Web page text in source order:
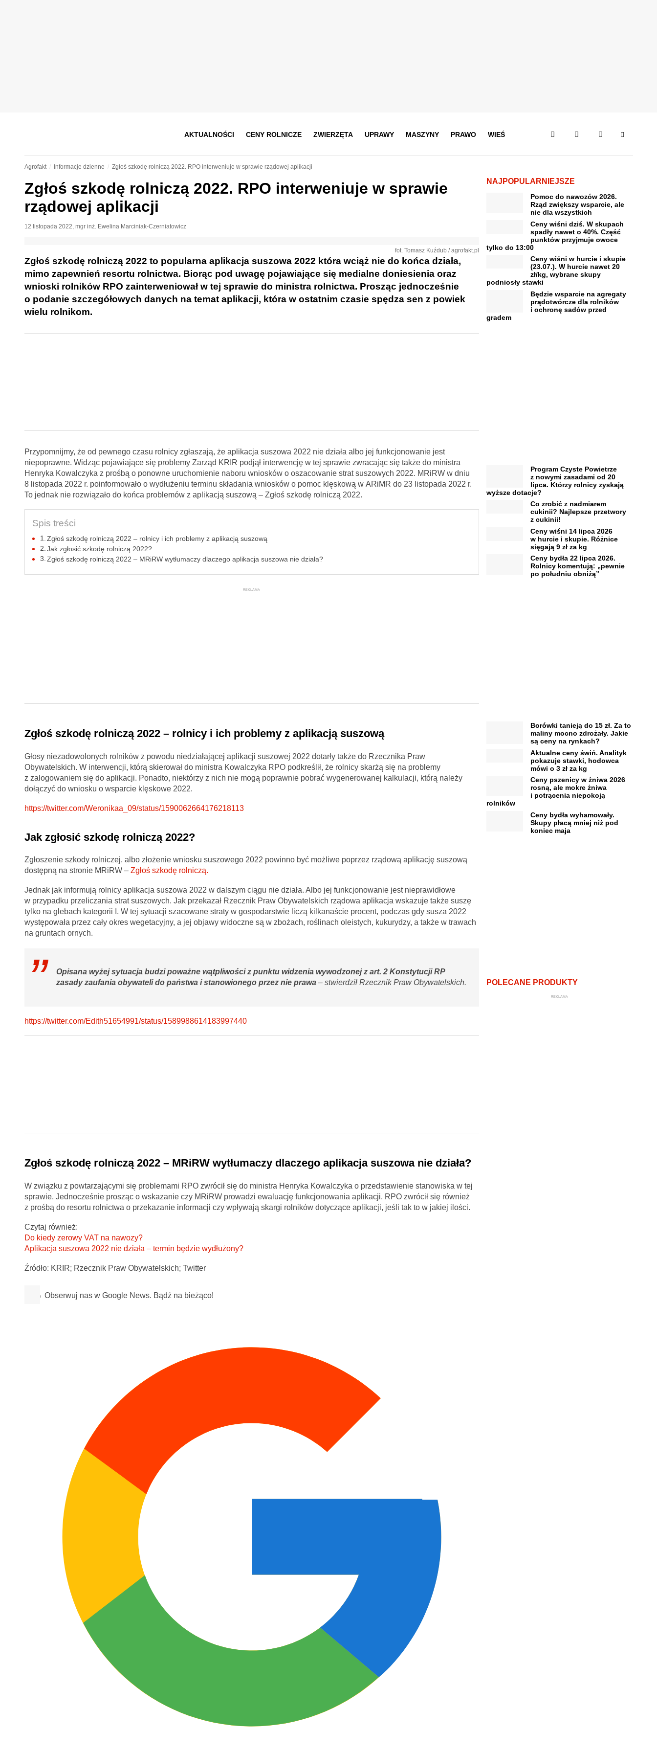
AKTUALNOŚCI CENY ROLNICZE ZWIERZĘTA UPRAWY MASZYNY PRAWO WIEŚ
Agrofakt Informacje dzienne Zgłoś szkodę rolniczą 2022. RPO interweniuje w sprawie rządowej aplikacji
Zgłoś szkodę rolniczą 2022. RPO interweniuje w sprawie
rządowej aplikacji
12 listopada 2022, mgr inż. Ewelina Marciniak-Czerniatowicz
fot. Tomasz Kuźdub / agrofakt.pl
Zgłoś szkodę rolniczą 2022 to popularna aplikacja suszowa 2022 która wciąż nie do końca działa,
mimo zapewnień resortu rolnictwa. Biorąc pod uwagę pojawiające się medialne doniesienia oraz
wnioski rolników RPO zainterweniował w tej sprawie do ministra rolnictwa. Prosząc jednocześnie
o podanie szczegółowych danych na temat aplikacji, która w ostatnim czasie spędza sen z powiek
wielu rolnikom.
Przypomnijmy, że od pewnego czasu rolnicy zgłaszają, że aplikacja suszowa 2022 nie działa albo jej funkcjonowanie jest
niepoprawne. Widząc pojawiające się problemy Zarząd KRIR podjął interwencję w tej sprawie zwracając się także do ministra
Henryka Kowalczyka z prośbą o ponowne uruchomienie naboru wniosków o oszacowanie strat suszowych 2022. MRiRW w dniu
8 listopada 2022 r. poinformowało o wydłużeniu terminu składania wniosków o pomoc klęskową w ARiMR do 23 listopada 2022 r.
To jednak nie rozwiązało do końca problemów z aplikacją suszową – Zgłoś szkodę rolniczą 2022.
Spis treści
Zgłoś szkodę rolniczą 2022 – rolnicy i ich problemy z aplikacją suszową
Jak zgłosić szkodę rolniczą 2022?
Zgłoś szkodę rolniczą 2022 – MRiRW wytłumaczy dlaczego aplikacja suszowa nie działa?
REKLAMA
Zgłoś szkodę rolniczą 2022 – rolnicy i ich problemy z aplikacją suszową
Głosy niezadowolonych rolników z powodu niedziałającej aplikacji suszowej 2022 dotarły także do Rzecznika Praw
Obywatelskich. W interwencji, którą skierował do ministra Kowalczyka RPO podkreślił, że rolnicy skarżą się na problemy
z zalogowaniem się do aplikacji. Ponadto, niektórzy z nich nie mogą poprawnie pobrać wygenerowanej kalkulacji, którą należy
dołączyć do wniosku o wsparcie klęskowe 2022.
https://twitter.com/Weronikaa_09/status/1590062664176218113
Jak zgłosić szkodę rolniczą 2022?
Zgłoszenie szkody rolniczej, albo złożenie wniosku suszowego 2022 powinno być możliwe poprzez rządową aplikację suszową
dostępną na stronie MRiRW – Zgłoś szkodę rolniczą.
Jednak jak informują rolnicy aplikacja suszowa 2022 w dalszym ciągu nie działa. Albo jej funkcjonowanie jest nieprawidłowe
w przypadku przeliczania strat suszowych. Jak przekazał Rzecznik Praw Obywatelskich rządowa aplikacja wskazuje także suszę
tylko na glebach kategorii I. W tej sytuacji szacowane straty w gospodarstwie liczą kilkanaście procent, podczas gdy susza 2022
występowała przez cały okres wegetacyjny, a jej objawy widoczne są w zbożach, roślinach oleistych, kukurydzy, a także w trawach
na gruntach ornych.
Opisana wyżej sytuacja budzi poważne wątpliwości z punktu widzenia wywodzonej z art. 2 Konstytucji RP
zasady zaufania obywateli do państwa i stanowionego przez nie prawa – stwierdził Rzecznik Praw Obywatelskich.
https://twitter.com/Edith51654991/status/1589988614183997440
Zgłoś szkodę rolniczą 2022 – MRiRW wytłumaczy dlaczego aplikacja suszowa nie działa?
W związku z powtarzającymi się problemami RPO zwrócił się do ministra Henryka Kowalczyka o przedstawienie stanowiska w tej
sprawie. Jednocześnie prosząc o wskazanie czy MRiRW prowadzi ewaluację funkcjonowania aplikacji. RPO zwrócił się również
z prośbą do resortu rolnictwa o przekazanie informacji czy wpływają skargi rolników dotyczące aplikacji, jeśli tak to w jakiej ilości.
Czytaj również:
Do kiedy zerowy VAT na nawozy?
Aplikacja suszowa 2022 nie działa – termin będzie wydłużony?
Źródło: KRIR; Rzecznik Praw Obywatelskich; Twitter
Obserwuj nas w Google News. Bądź na bieżąco!
NAJPOPULARNIEJSZE
Pomoc do nawozów 2026.
Rząd zwiększy wsparcie, ale
nie dla wszystkich
Ceny wiśni dziś. W skupach
spadły nawet o 40%. Część
punktów przyjmuje owoce
tylko do 13:00
Ceny wiśni w hurcie i skupie
(23.07.). W hurcie nawet 20
zł/kg, wybrane skupy
podniosły stawki
Będzie wsparcie na agregaty
prądotwórcze dla rolników
i ochronę sadów przed
gradem
Program Czyste Powietrze
z nowymi zasadami od 20
lipca. Którzy rolnicy zyskają
wyższe dotacje?
Co zrobić z nadmiarem
cukinii? Najlepsze przetwory
z cukinii!
Ceny wiśni 14 lipca 2026
w hurcie i skupie. Różnice
sięgają 9 zł za kg
Ceny bydła 22 lipca 2026.
Rolnicy komentują: „pewnie
po południu obniżą”
Borówki tanieją do 15 zł. Za to
maliny mocno zdrożały. Jakie
są ceny na rynkach?
Aktualne ceny świń. Analityk
pokazuje stawki, hodowca
mówi o 3 zł za kg
Ceny pszenicy w żniwa 2026
rosną, ale mokre żniwa
i potrącenia niepokoją
rolników
Ceny bydła wyhamowały.
Skupy płacą mniej niż pod
koniec maja
POLECANE PRODUKTY
REKLAMA